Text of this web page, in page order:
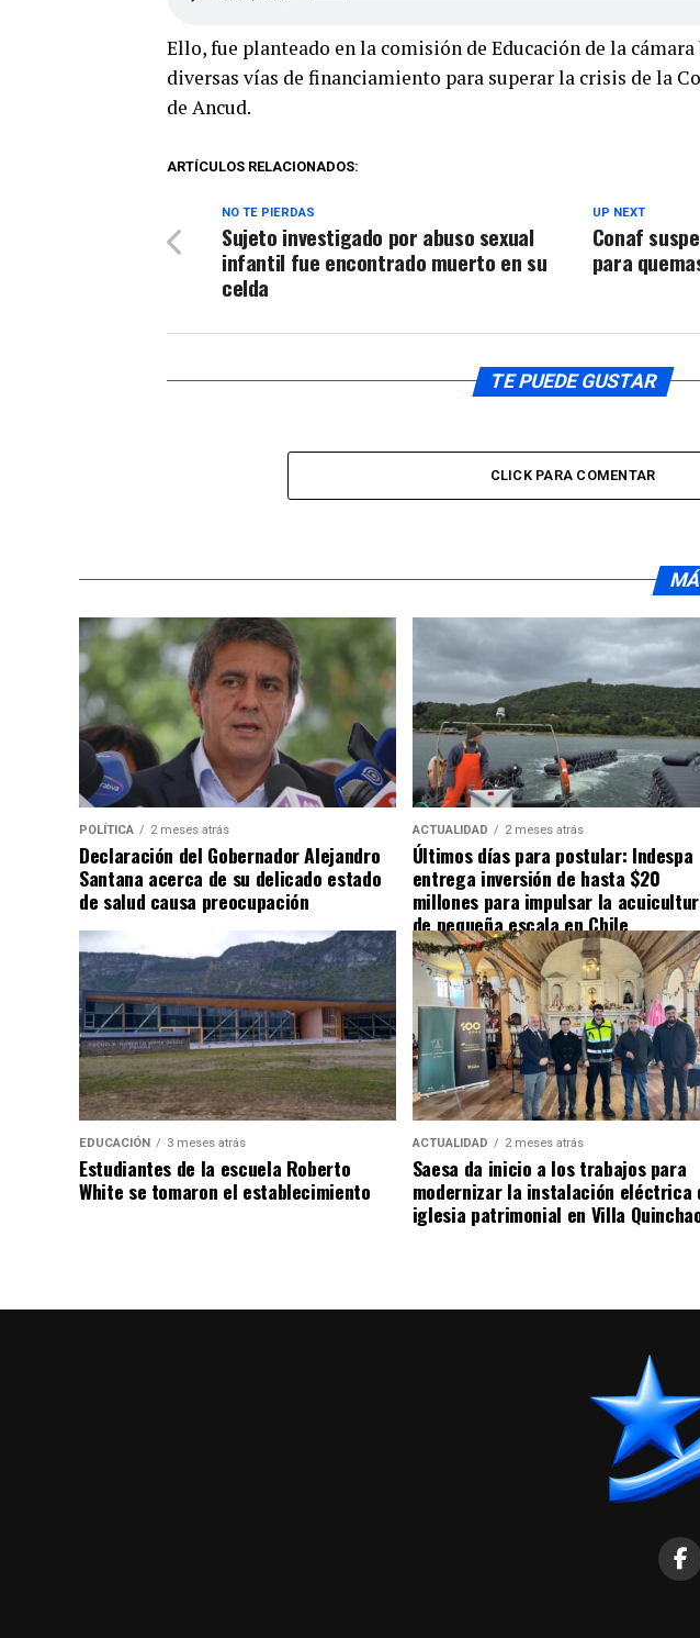
Ello, fue planteado en la comisión de Educación de la
diversas vías de financiamiento para superar la crisis de la
de Ancud.
ARTÍCULOS RELACIONADOS:
UP NEXT
Conaf
para
NO TE PIERDAS
Sujeto investigado por abuso sexual
infantil fue encontrado muerto en su
celda
TE PUEDE GUSTAR
CLICK PARA COMENTAR
POLÍTICA 2 meses atrás
Declaración del Gobernador Alejandro
Santana acerca de su delicado estado
de salud causa preocupación
ACTUALIDAD 2 meses atrás
Últimos días para postular: Indespa
entrega inversión de hasta $20
millones para impulsar la
de pequeña escala en Chile
EDUCACIÓN 3 meses atrás
Estudiantes de la escuela Roberto
White se tomaron el establecimiento
ACTUALIDAD 2 meses atrás
Saesa da inicio a los trabajos para
modernizar la instalación eléctrica
iglesia patrimonial en Villa